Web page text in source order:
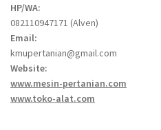
HP/WA:
082110947171 (Alven)
Email:
kmupertanian@gmail.com
Website:
www.mesin-pertanian.com
www.toko-alat.com